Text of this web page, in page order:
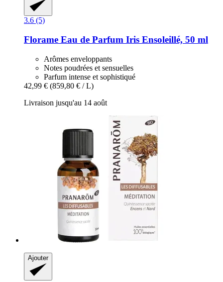
3.6 (5)
Florame Eau de Parfum Iris Ensoleillé, 50 ml
Arômes enveloppants
Notes poudrées et sensuelles
Parfum intense et sophistiqué
42,99 € (859,80 € / L)
Livraison jusqu'au 14 août
Ajouter